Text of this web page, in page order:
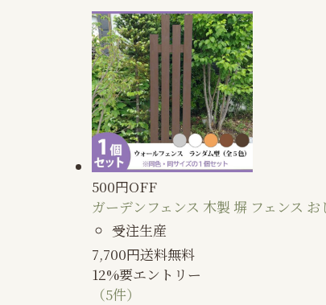
500円OFF
ガーデンフェンス 木製 塀 フェンス
受注生産
7,700円送料無料
12%要エントリー
（5件）